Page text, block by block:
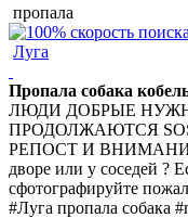
пропала
Луга
Пропала собака
ЛЮДИ ДОБРЫЕ
ПРОДОЛЖАЮТСЯ
РЕПОСТ И ВНИМАНИЕ,
дворе или у соседей ?
сфотографируйте
#Луга пропала собака